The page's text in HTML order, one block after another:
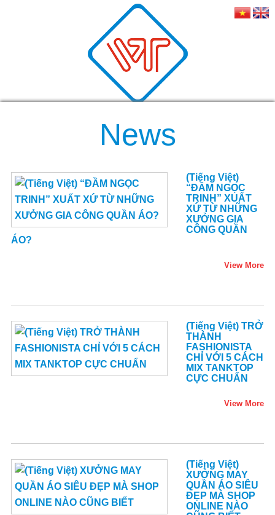
News
(Tiếng Việt)
“ĐẦM NGỌC
TRINH” XUẤT
XỨ TỪ NHỮNG
XƯỞNG GIA
CÔNG QUẦN
ÁO?
View More
(Tiếng Việt) TRỞ
THÀNH
FASHIONISTA
CHỈ VỚI 5 CÁCH
MIX TANKTOP
CỰC CHUẨN
View More
(Tiếng Việt)
XƯỞNG MAY
QUẦN ÁO SIÊU
ĐẸP MÀ SHOP
ONLINE NÀO